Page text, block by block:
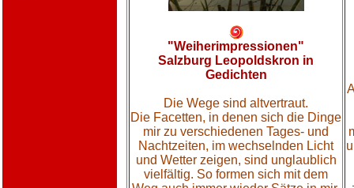
"Weiherimpressionen"
Salzburg Leopoldskron in
Gedichten
Die Wege sind altvertraut.
Die Facetten, in denen sich die Dinge
mir zu verschiedenen Tages- und
Nachtzeiten, im wechselnden Licht
und Wetter zeigen, sind unglaublich
vielfältig. So formen sich mit dem